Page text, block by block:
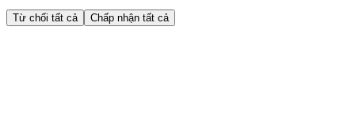
Từ chối tất cả Chấp nhận tất cả